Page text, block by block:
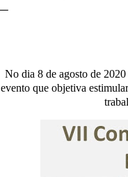
No dia 8 de agosto de
evento que objetiva